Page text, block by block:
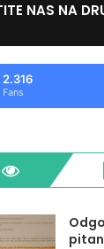
NAS NA
2.316
Fans